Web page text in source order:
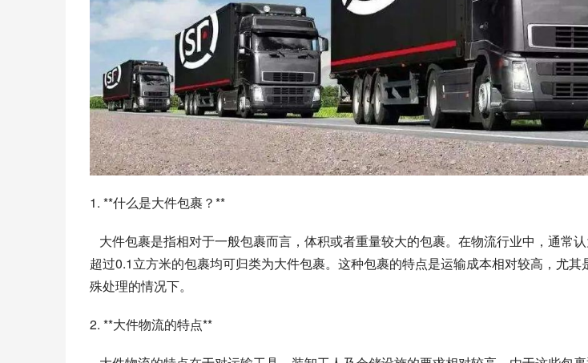
1. **什么是大件包裹？**
超过0.1立方米的包裹均可归类为大件包裹。这种包裹的特点是运输成本相对较高，尤
殊处理的情况下。
2. **大件物流的特点**